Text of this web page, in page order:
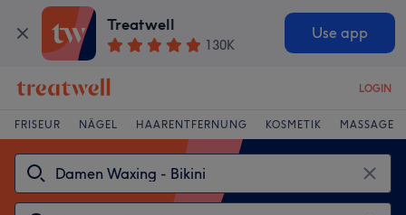
Treatwell
130K
Use app
LOGIN
FRISEUR NÄGEL HAARENTFERNUNG KOSMETIK MASSAGE